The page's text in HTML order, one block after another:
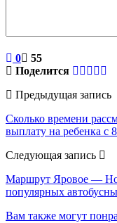
0
55
Поделится
Предыдущая запись
Сколько времени
выплату на ребенка с
Следующая запись
Маршрут Яровое —
популярных
Вам также могут